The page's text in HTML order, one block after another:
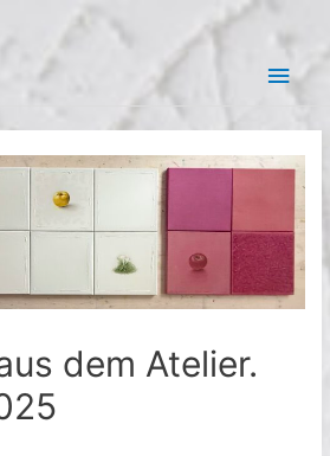
dem Atelier.